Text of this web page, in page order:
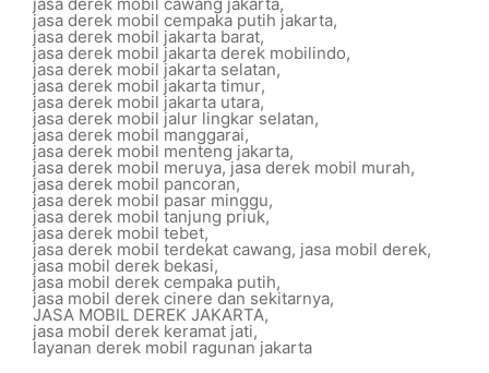
jasa derek mobil cempaka putih jakarta,
jasa derek mobil jakarta barat,
jasa derek mobil jakarta derek mobilindo,
jasa derek mobil jakarta selatan,
jasa derek mobil jakarta timur,
jasa derek mobil jakarta utara,
jasa derek mobil jalur lingkar selatan,
jasa derek mobil manggarai,
jasa derek mobil menteng jakarta,
jasa derek mobil meruya,jasa derek mobil murah,
jasa derek mobil pancoran,
jasa derek mobil pasar minggu,
jasa derek mobil tanjung priuk,
jasa derek mobil tebet,
jasa derek mobil terdekat cawang, jasa mobil derek,
jasa mobil derek bekasi,
jasa mobil derek cempaka putih,
jasa mobil derek cinere dan sekitarnya,
JASA MOBIL DEREK JAKARTA,
jasa mobil derek keramat jati,
layanan derek mobil ragunan jakarta